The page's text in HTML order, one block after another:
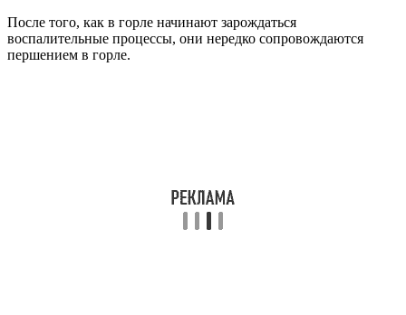
После того, как в горле начинают зарождаться
воспалительные процессы, они нередко сопровождаются
першением в горле.